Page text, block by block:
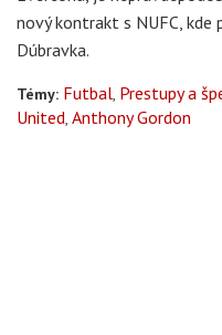
nový kontrakt s NUFC, kde
Dúbravka.
Témy: Futbal Prestupy a
United Anthony Gordon